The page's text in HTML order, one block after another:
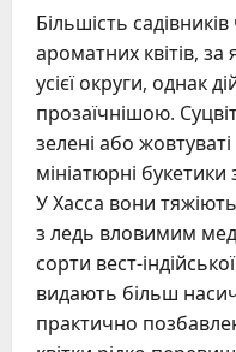
Більшість
ароматних квітів,
усієї округи, однак
прозаїчнішою.
зелені або
мініатюрні букетики
У Хасса вони
з ледь вловимим
сорти вест-
видають більш
практично